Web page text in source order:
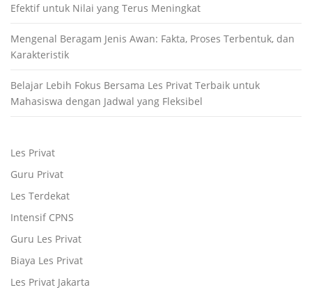
Efektif untuk Nilai yang Terus Meningkat
Mengenal Beragam Jenis Awan: Fakta, Proses Terbentuk, dan
Karakteristik
Belajar Lebih Fokus Bersama Les Privat Terbaik untuk
Mahasiswa dengan Jadwal yang Fleksibel
Les Privat
Guru Privat
Les Terdekat
Intensif CPNS
Guru Les Privat
Biaya Les Privat
Les Privat Jakarta